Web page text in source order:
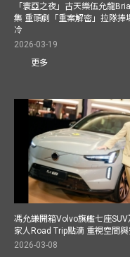
「寰亞之夜」古天樂伍允龍
集 重頭劇「重案解密」拉隊捧
冷
2026-03-19
更多
馮允謙開箱Volvo旗艦七座
家人Road Trip點滴 重視空間
2026-03-08